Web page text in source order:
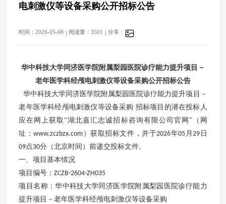
电刺激仪等设备采购公开招标公告
时间：2026-05-08 阅读量：3501 分享：
华中科技大学同济医学院附属梨园医院诊疗能力提升项目－
老年医学科经颅电刺激仪等设备采购公开招标公告
华中科技大学同济医学院附属梨园医院诊疗能力提升项目－
老年医学科经颅电刺激仪等设备采购 招标项目的潜在投标人
应在网上获取“湖北嘉汇志诚招标咨询有限公司官网”（网
址：www.zczbzx.com ）获取招标文件，并于2026年05 月29 日
09点30分（北京时间）前递交投标文件。
一、项目基本情况
项目编号：ZCZB-2604-ZH035
项目名称：华中科技大学同济医学院附属梨园医院诊疗能力
提升项目－老年医学科经颅电刺激仪等设备采购